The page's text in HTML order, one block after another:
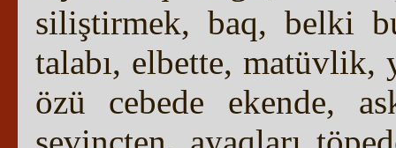
siliştirmek, baq, belki
talabı, elbette, matüvlik,
özü cebede ekende,